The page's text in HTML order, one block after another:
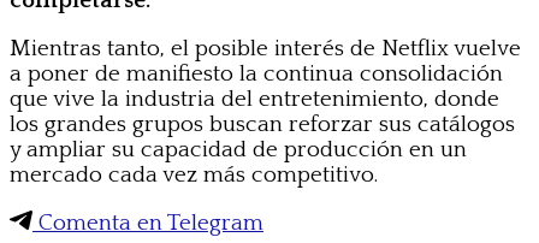
Mientras tanto, el posible interés de Netflix vuelve
a poner de manifiesto la continua consolidación
que vive la industria del entretenimiento, donde
los grandes grupos buscan reforzar sus catálogos
y ampliar su capacidad de producción en un
mercado cada vez más competitivo.
Comenta en Telegram